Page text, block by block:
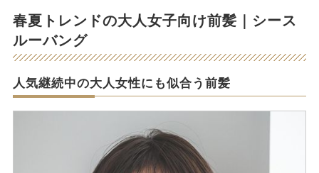
春夏トレンドの大人女子向け前髪｜シース
ルーバング
人気継続中の大人女性にも似合う前髪